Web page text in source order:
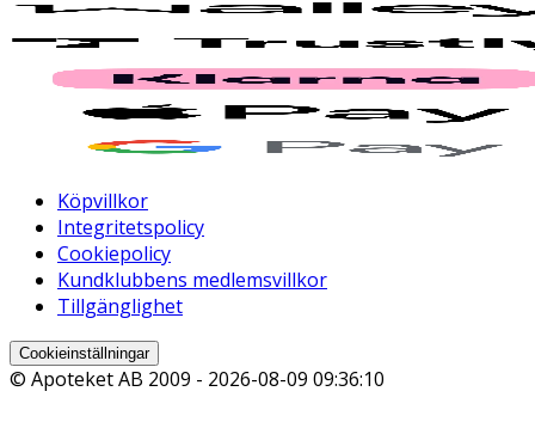
Köpvillkor
Integritetspolicy
Cookiepolicy
Kundklubbens medlemsvillkor
Tillgänglighet
Cookieinställningar
© Apoteket AB 2009 - 2026-08-09 09:36:10